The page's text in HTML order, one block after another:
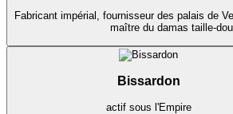
Fabricant impérial, fournisseur des palais de
maître du damas taille-
Bissardon
actif sous l'Empire